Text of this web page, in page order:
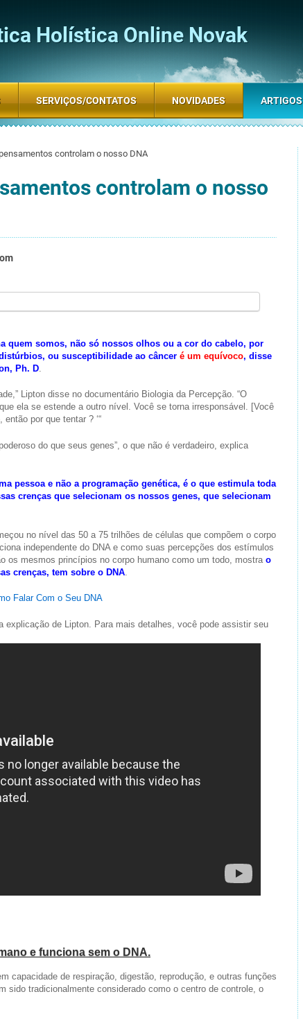
Holística Online Novak
controlam o nosso DNA
controlam o nosso
quem somos, não só nossos olhos ou a cor do cabelo, por
ou susceptibilidade ao câncer é um equívoco, disse
Ph. D
Lipton disse no documentário Biologia da Percepção. “O
ela se estende a outro nível. Você se torna irresponsável. [Você
por que tentar ? ‘“
do que seus genes”, o que não é verdadeiro, explica
pessoa e não a programação genética, é o que estimula toda
crenças que selecionam os nossos genes, que selecionam
no nível das 50 a 75 trilhões de células que compõem o corpo
independente do DNA e como suas percepções dos estímulos
os mesmos princípios no corpo humano como um todo, mostra o
crenças, tem sobre o DNA
Falar Com o Seu DNA
explicação de Lipton. Para mais detalhes, você pode assistir seu
e funciona sem o DNA.
capacidade de respiração, digestão, reprodução, e outras funções
sido tradicionalmente considerado como o centro de controle, o
SERVIÇOS/CONTATOS NOVIDADES ARTIGOS